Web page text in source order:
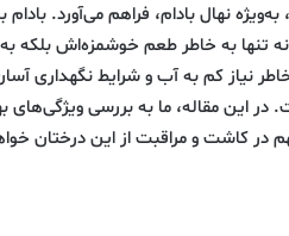
نهال بادام، فراهم می‌آورد.
تنها به خاطر طعم خوشمزه‌اش بلکه
نیاز کم به آب و شرایط نگهداری
در این مقاله، ما به بررسی
در کاشت و مراقبت از این درختان